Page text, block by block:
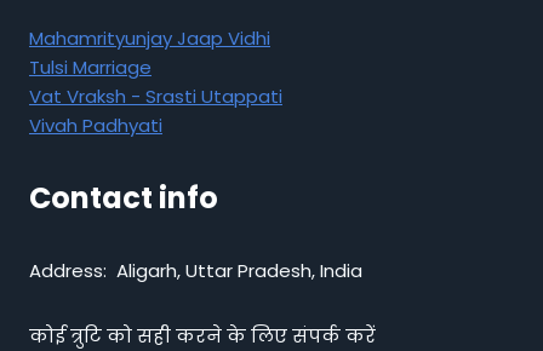
Mahamrityunjay Jaap Vidhi
Tulsi Marriage
Vat Vraksh - Srasti Utappati
Vivah Padhyati
Contact info
Address: Aligarh, Uttar Pradesh, India
कोई त्रुटि को सही करने के लिए संपर्क करें